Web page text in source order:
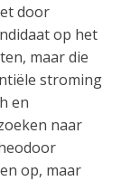
door
op het
maar die
stroming
en
naar
op, maar